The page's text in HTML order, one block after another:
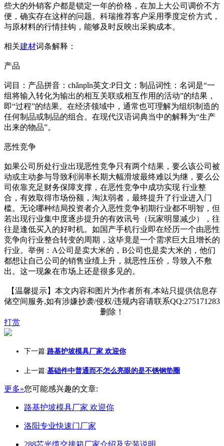
些大的外销客户都是锁定一年的价格，在加上大公司调价不方
便，确实存在这样的问题。科瑞推荐客户采用季度定价方式，
与原材料的行情挂钩，能够及时反映出采购成本。
相关建材词条解释：
产品
词目：产品拼音：chǎnpǐn英文:P日文：制品词性：名词是“一
组将输入转化为输出的相互关联或相互作用的活动”的结果，
即“过程”的结果。在经济领域中，通常也可理解为组织制造的
任何制品或制品的组合。在现代汉语词典当中的解释为“生产
出来的物品”。
恶性竞争
如果公司所处行业出现恶性竞争只有两个结果，要么该公司被
动或主动参与导致利润率长期大幅滑坡最终难以为继，要么公
司依靠充足财务保障支撑，在恶性竞争中成功实现 行业整
合，有效取得市场份额，淘汰弱者，最终提升了行业进入门
槛。无论哪种结局投资者介入恶性竞争初期行业都不明智，但
若出现行业集中度逐步提升的有效讯号（玩家明显减少），往
往是逢低买入的好时机。如国产手机行业即在经历一个由恶性
竞争向行业整合转变的周期，这毕竟是一个需求巨大且增长的
行业。举例：A公司是卖大米的，B公司也是卖大米的，他们
都想让自己公司的销售业绩上升，就恶性压价，导致入不敷
出。这一现象在市场上还是很多见的。
【温馨提示】本文内容和图片为作者所有,本站只提供信息存
储空间服务,如有涉嫌抄袭/侵权/违规内容请联系QQ:275171283
删除！
打赏
下一篇:路基护坡模具厂家 欢迎你
上一篇:基础件中普通而不怎么亮眼的是不锈钢垫圈
更多»您可能感兴趣的文章:
路基护坡模具厂家 欢迎你
洛阳专业快速门厂家
288芯光缆交接箱厂家介绍及安装说明